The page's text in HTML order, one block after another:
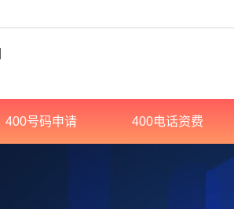
400号码申请 400电话资费